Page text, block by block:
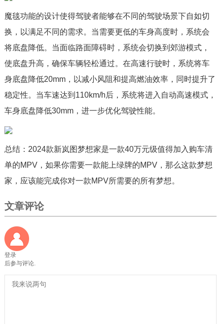
魔毯功能的设计使得驾驶者能够在不同的驾驶场景下自如切
换，以满足不同的需求。当需要更低的车身高度时，系统会
将底盘降低。当面临路面障碍时，系统会切换到郊游模式，
使底盘升高，确保车辆轻松通过。在高速行驶时，系统将车
身底盘降低20mm，以减小风阻和提高燃油效率，同时提升了
稳定性。当车速达到110km/h后，系统将进入自动高速模式，
车身底盘降低30mm，进一步优化驾驶性能。
总结：2024款新岚图梦想家是一款40万元级值得加入购车清
单的MPV，如果你需要一款能上绿牌的MPV，那么这款梦想
家，应该能完成你对一款MPV所需要的所有梦想。
文章评论
登录
后参与评论.